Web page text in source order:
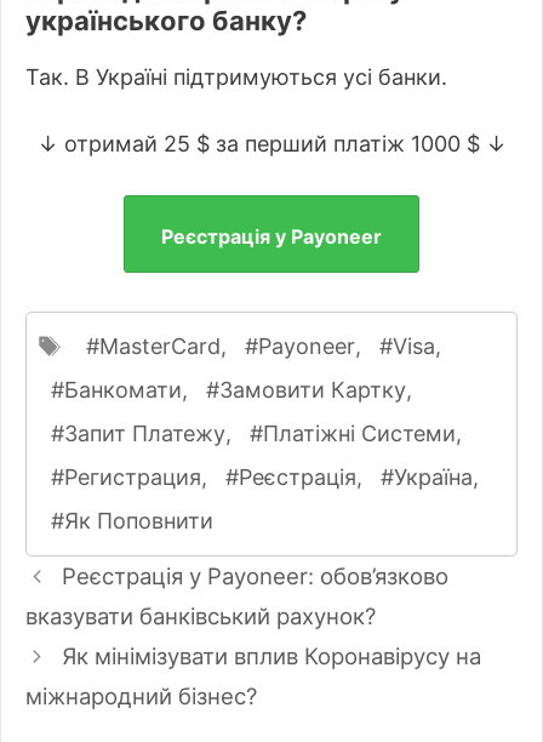
українського банку?
Так. В Україні підтримуються усі банки.
↓ отримай 25 $ за перший платіж 1000 $ ↓
Реєстрація у Payoneer
Позначки
MasterCard, Payoneer, Visa,
Банкомати, Замовити Картку,
Запит Платежу, Платіжні Системи,
Регистрация, Реєстрація, Україна,
Як Поповнити
Навігація
запису
Реєстрація у Payoneer: обов’язково
вказувати банківський рахунок?
Як мінімізувати вплив Коронавірусу на
міжнародний бізнес?